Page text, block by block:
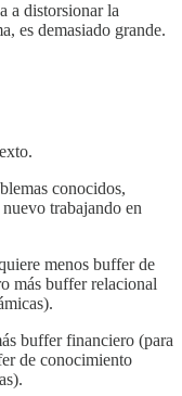
a distorsionar la
es demasiado grande.
conocidos,
trabajando en
menos buffer de
más buffer relacional
buffer financiero (para
de conocimiento